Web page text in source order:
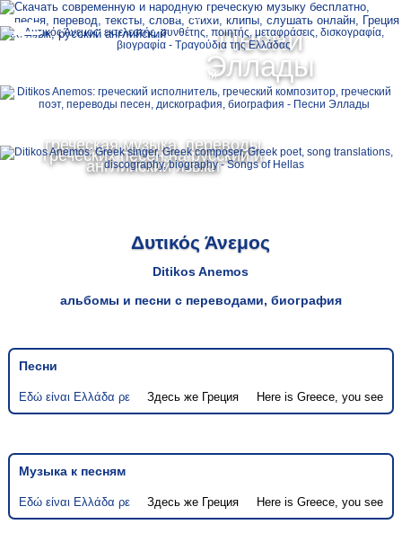
Песни
Эллады
греческая музыка, переводы
греческих песен на русский и
английский языки
Ελληνικά
Русский
MENU
Δυτικός Άνεμος
Ditikos Anemos
альбомы и песни с переводами, биография
Песни
Εδώ είναι Ελλάδα ρε Здесь же Греция Here is Greece, you see
Музыка к песням
Εδώ είναι Ελλάδα ρε Здесь же Греция Here is Greece, you see